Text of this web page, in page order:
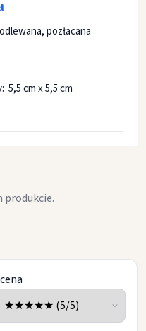
pozłacana
5,5 cm x 5,5 cm
produkcie.